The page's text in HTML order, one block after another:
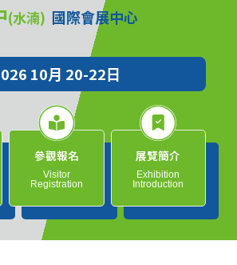
(水湳) 國際會展中心
10月 20-22日
參觀報名
Visitor
Registration
展覽簡介
Exhibition
Introduction